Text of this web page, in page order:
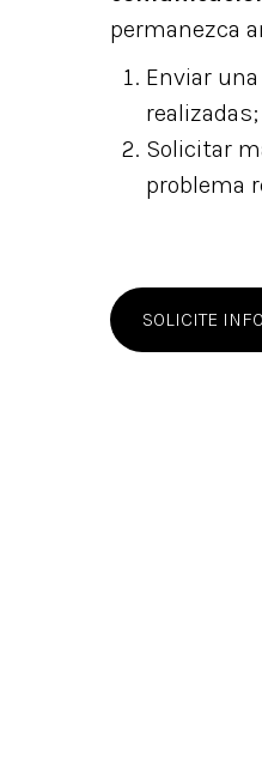
permanezca
Enviar
realizadas;
Solicitar
problema
SOLICITE